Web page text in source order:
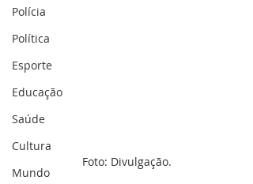
Polícia
Política
Esporte
Educação
Saúde
Cultura
Mundo
Foto: Divulgação.